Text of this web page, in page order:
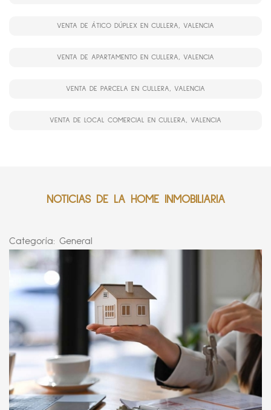
VENTA DE ÁTICO DÚPLEX EN CULLERA, VALENCIA
VENTA DE APARTAMENTO EN CULLERA, VALENCIA
VENTA DE PARCELA EN CULLERA, VALENCIA
VENTA DE LOCAL COMERCIAL EN CULLERA, VALENCIA
NOTICIAS DE LA HOME INMOBILIARIA
Categoría: General